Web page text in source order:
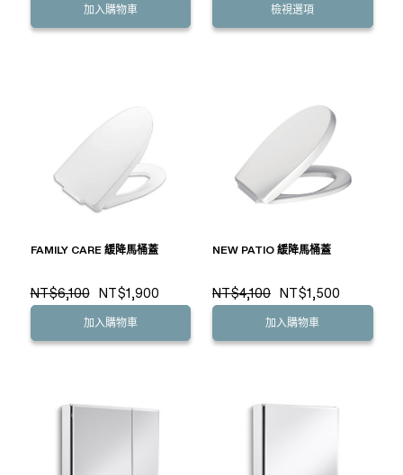
加入購物車 檢視選項
FAMILY CARE 緩降馬桶蓋
NT$6,100 NT$1,900
加入購物車
NEW PATIO 緩降馬桶蓋
NT$4,100 NT$1,500
加入購物車